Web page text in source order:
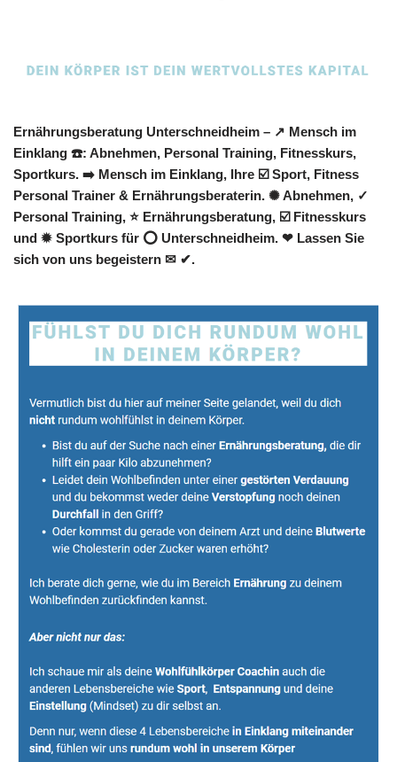
Ernährungsberatung Unterschneidheim – ↗️ Mensch im
Einklang ☎️: Abnehmen, Personal Training, Fitnesskurs,
Sportkurs. ➡️ Mensch im Einklang, Ihre ☑️ Sport, Fitness
Personal Trainer & Ernährungsberaterin. ✺ Abnehmen, ✓
Personal Training, ⭐ Ernährungsberatung, ☑️ Fitnesskurs
und ✹ Sportkurs für ⭕ Unterschneidheim. ❤ Lassen Sie
sich von uns begeistern ✉ ✔.